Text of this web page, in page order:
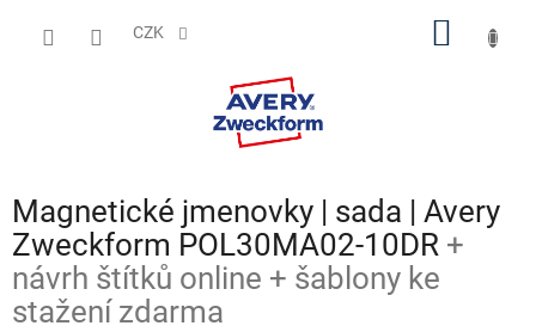
CZK
Magnetické jmenovky | sada | Avery
Zweckform POL30MA02-10DR +
návrh štítků online + šablony ke
stažení zdarma